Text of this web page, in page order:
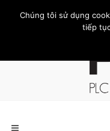
Trang chủ Giới thiệu
Chúng tôi sử dụng
tiếp